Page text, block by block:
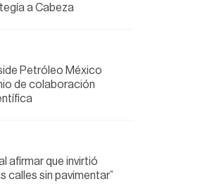
a Cabeza
Petróleo México
de colaboración
afirmar que invirtió
calles sin pavimentar”